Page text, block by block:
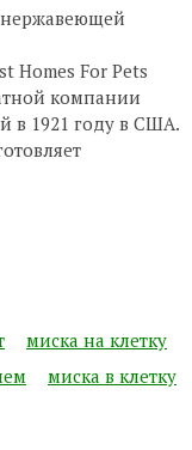
нержавеющей
Homes For Pets
компании
в 1921 году в США.
миска на клетку
миска в клетку